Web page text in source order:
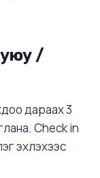
/
дараах 3
Check in
эхлэхээс